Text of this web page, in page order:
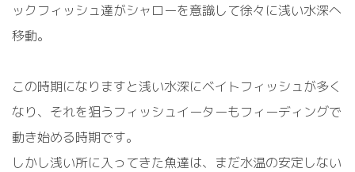
ックフィッシュ達がシャローを意識して徐々に浅い水深へ
移動。
この時期になりますと浅い水深にベイトフィッシュが多く
なり、それを狙うフィッシュイーターもフィーディングで
動き始める時期です。
しかし浅い所に入ってきた魚達は、まだ水温の安定しない